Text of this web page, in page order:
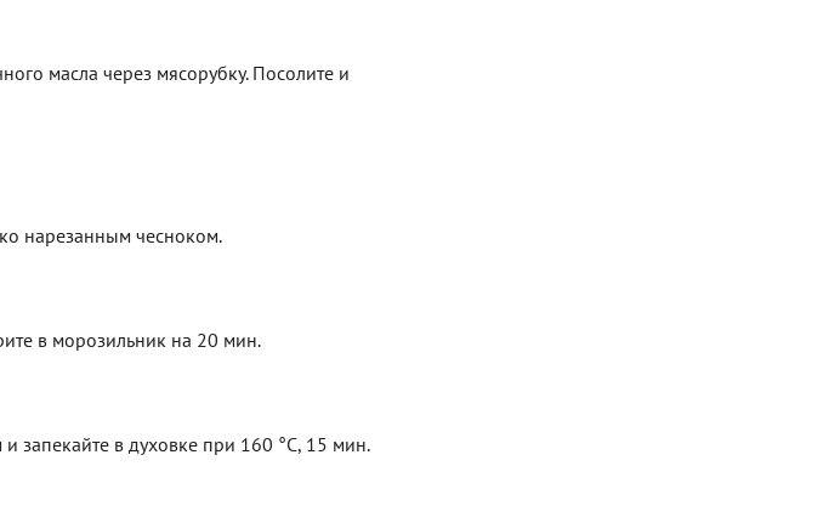
масла через мясорубку. Посолите и
нарезанным чесноком.
в морозильник на 20 мин.
запекайте в духовке при 160 °С, 15 мин.